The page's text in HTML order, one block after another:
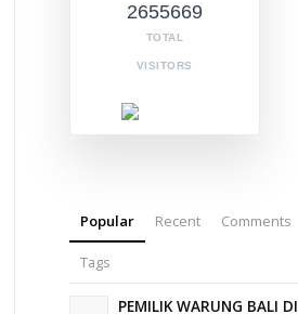
2655669
TOTAL
VISITORS
Popular Recent Comments
Tags
PEMILIK WARUNG BALI DI